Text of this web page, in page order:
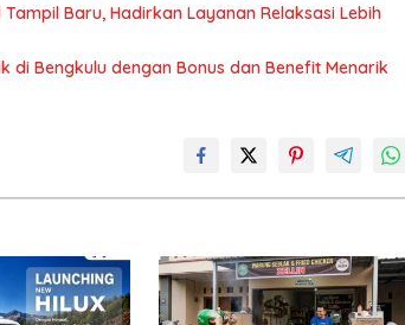
Baru, Hadirkan Layanan Relaksasi Lebih
di Bengkulu dengan Bonus dan Benefit Menarik